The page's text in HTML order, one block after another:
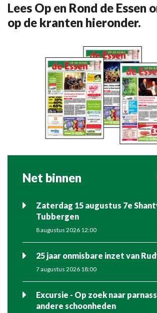
Lees Op en Rond de Essen
op de kranten hieronder.
Net binnen
Zaterdag 15 augustus 7e
Tubbergen
8 augustus 2026 12:00
25 jaar onmisbare inzet van
7 augustus 2026 18:00
Excursie - Op zoek naar
andere schoonheden